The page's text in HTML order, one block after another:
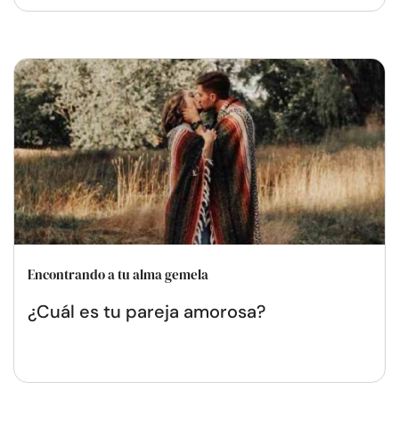
Encontrando a tu alma gemela
¿Cuál es tu pareja amorosa?